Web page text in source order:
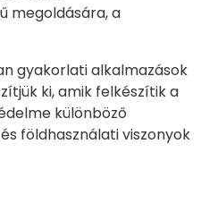
megoldására, a
gyakorlati alkalmazások
ki, amik felkészítik a
különböző
földhasználati viszonyok